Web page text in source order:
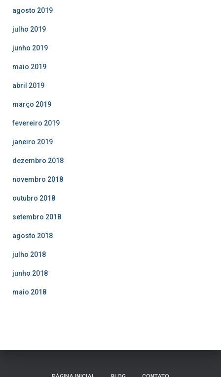
agosto 2019
julho 2019
junho 2019
maio 2019
abril 2019
março 2019
fevereiro 2019
janeiro 2019
dezembro 2018
novembro 2018
outubro 2018
setembro 2018
agosto 2018
julho 2018
junho 2018
maio 2018